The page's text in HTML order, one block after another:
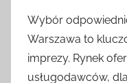
Wybór
Warszawa to
imprezy. Rynek
usługodawców,